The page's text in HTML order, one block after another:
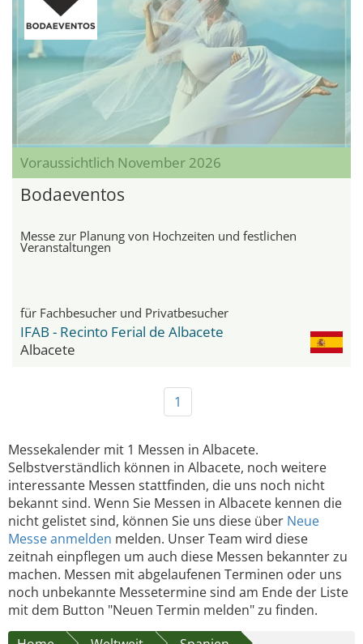
Voraussichtlich November 2026
Bodaeventos
Messe zur Planung von Hochzeiten und festlichen
Veranstaltungen
für Fachbesucher und Privatbesucher
IFAB - Recinto Ferial de Albacete
Albacete
1
Messekalender mit 1 Messen in Albacete.
Selbstverständlich können in Albacete, noch weitere
interessante Messen stattfinden, die uns noch nicht
bekannt sind. Wenn Sie Messen in Albacete kennen die
nicht gelistet sind, können Sie uns diese über Neue
Messe anmelden melden. Unser Team wird diese
zeitnah einpflegen um auch diese Messen bekannter zu
machen. Messen mit abgelaufenen Terminen oder uns
noch unbekannte Messetermine sind am Ende der Liste
mit dem Button "Neuen Termin melden" zu finden.